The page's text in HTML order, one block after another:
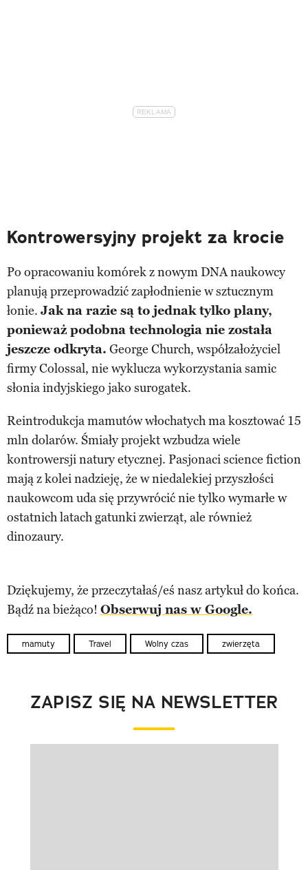
Kontrowersyjny projekt za krocie
Po opracowaniu komórek z nowym DNA naukowcy
planują przeprowadzić zapłodnienie w sztucznym
łonie. Jak na razie są to jednak tylko plany,
ponieważ podobna technologia nie została
jeszcze odkryta. George Church, współzałożyciel
firmy Colossal, nie wyklucza wykorzystania samic
słonia indyjskiego jako surogatek.
Reintrodukcja mamutów włochatych ma kosztować 15
mln dolarów. Śmiały projekt wzbudza wiele
kontrowersji natury etycznej. Pasjonaci science fiction
mają z kolei nadzieję, że w niedalekiej przyszłości
naukowcom uda się przywrócić nie tylko wymarłe w
ostatnich latach gatunki zwierząt, ale również
dinozaury.
Dziękujemy, że przeczytałaś/eś nasz artykuł do końca.
Bądź na bieżąco! Obserwuj nas w Google.
mamuty Travel Wolny czas zwierzęta
ZAPISZ SIĘ NA NEWSLETTER